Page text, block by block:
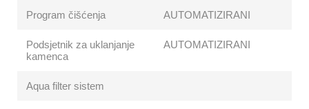
Program čišćenja AUTOMATIZIRANI
Podsjetnik za uklanjanje
kamenca
AUTOMATIZIRANI
Aqua filter sistem